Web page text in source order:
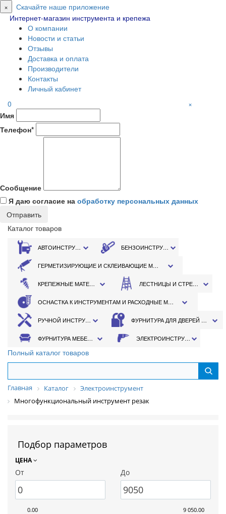
× Скачайте наше приложение
Интернет-магазин инструмента и крепежа
О компании
Новости и статьи
Отзывы
Доставка и оплата
Производители
Контакты
Личный кабинет
0
×
Имя
Телефон*
Сообщение
Я даю согласие на обработку персональных данных
Каталог товаров
АВТОИНСТРУМЕНТ БЕНЗОИНСТРУМЕНТ
ГЕРМЕТИЗИРУЮЩИЕ И СКЛЕИВАЮЩИЕ МАТЕРИАЛЫ
КРЕПЕЖНЫЕ МАТЕРИАЛЫ ЛЕСТНИЦЫ И СТРЕМЯНКИ
ОСНАСТКА К ИНСТРУМЕНТАМ И РАСХОДНЫЕ МАТЕРИАЛЫ
РУЧНОЙ ИНСТРУМЕНТ ФУРНИТУРА ДЛЯ ДВЕРЕЙ И ОКОН
ФУРНИТУРА МЕБЕЛЬНАЯ ЭЛЕКТРОИНСТРУМЕНТ
Полный каталог товаров
Главная Каталог
Электроинструмент
Многофункциональный инструмент резак
Подбор параметров
ЦЕНА
От До
0.00 9 050.00